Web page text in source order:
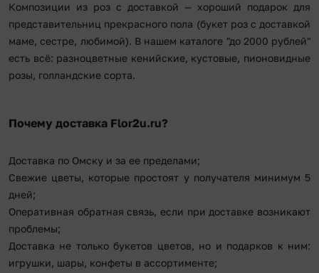
Композиции из роз с доставкой — хороший подарок для
представительниц прекрасного пола (букет роз с доставкой
маме, сестре, любимой). В нашем каталоге "до 2000 рублей"
есть всё: разноцветные кенийские, кустовые, пионовидные
розы, голландские сорта.
Почему доставка Flor2u.ru?
Доставка по Омску и за ее пределами;
Свежие цветы, которые простоят у получателя минимум 5
дней;
Оперативная обратная связь, если при доставке возникают
проблемы;
Доставка не только букетов цветов, но и подарков к ним:
игрушки, шары, конфеты в ассортименте;